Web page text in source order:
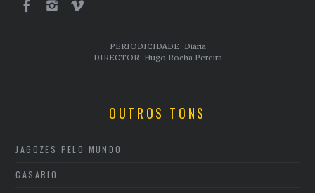
PERIODICIDADE: Diária
DIRECTOR: Hugo Rocha Pereira
OUTROS TONS
JAGOZES PELO MUNDO
CASARIO